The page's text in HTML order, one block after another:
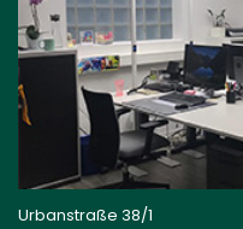
Urbanstraße 38/1